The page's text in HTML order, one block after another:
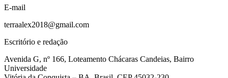
E-mail
terraalex2018@gmail.com
Escritório e redação
Avenida G, nº 166, Loteamento Chácaras Candeias, Bairro
Universidade